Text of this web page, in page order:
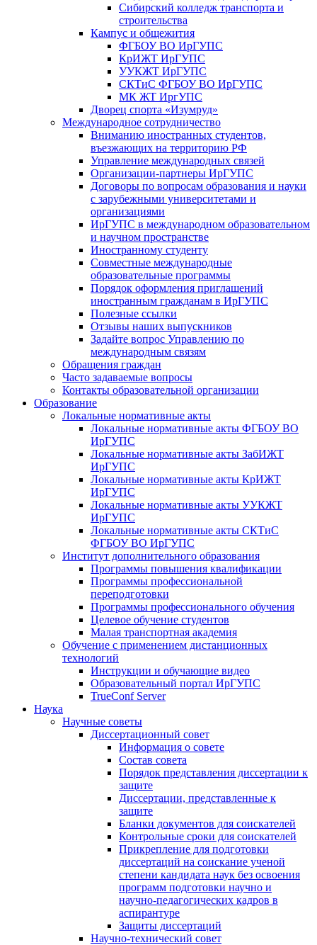
Сибирский колледж транспорта и
строительства
Кампус и общежития
ФГБОУ ВО ИрГУПС
КрИЖТ ИрГУПС
УУКЖТ ИрГУПС
СКТиС ФГБОУ ВО ИрГУПС
МК ЖТ ИргУПС
Дворец спорта «Изумруд»
Международное сотрудничество
Вниманию иностранных студентов,
въезжающих на территорию РФ
Управление международных связей
Организации-партнеры ИрГУПС
Договоры по вопросам образования и науки
с зарубежными университетами и
организациями
ИрГУПС в международном образовательном
и научном пространстве
Иностранному студенту
Совместные международные
образовательные программы
Порядок оформления приглашений
иностранным гражданам в ИрГУПС
Полезные ссылки
Отзывы наших выпускников
Задайте вопрос Управлению по
международным связям
Обращения граждан
Часто задаваемые вопросы
Контакты образовательной организации
Образование
Локальные нормативные акты
Локальные нормативные акты ФГБОУ ВО
ИрГУПС
Локальные нормативные акты ЗабИЖТ
ИрГУПС
Локальные нормативные акты КрИЖТ
ИрГУПС
Локальные нормативные акты УУКЖТ
ИрГУПС
Локальные нормативные акты СКТиС
ФГБОУ ВО ИрГУПС
Институт дополнительного образования
Программы повышения квалификации
Программы профессиональной
переподготовки
Программы профессионального обучения
Целевое обучение студентов
Малая транспортная академия
Обучение с применением дистанционных
технологий
Инструкции и обучающие видео
Образовательный портал ИрГУПС
TrueConf Server
Наука
Научные советы
Диссертационный совет
Информация о совете
Состав совета
Порядок представления диссертации к
защите
Диссертации, представленные к
защите
Бланки документов для соискателей
Контрольные сроки для соискателей
Прикрепление для подготовки
диссертаций на соискание ученой
степени кандидата наук без освоения
программ подготовки научно и
научно-педагогических кадров в
аспирантуре
Защиты диссертаций
Научно-технический совет